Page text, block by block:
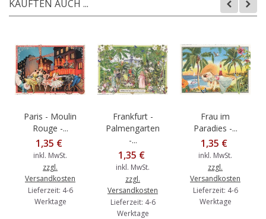
KAUFTEN AUCH ...
Paris - Moulin
Rouge -...
1,35 €
inkl. MwSt.
zzgl.
Versandkosten
Lieferzeit: 4-6
Werktage
Frankfurt -
Palmengarten
-...
1,35 €
inkl. MwSt.
zzgl.
Versandkosten
Lieferzeit: 4-6
Werktage
Frau im
Paradies -...
1,35 €
inkl. MwSt.
zzgl.
Versandkosten
Lieferzeit: 4-6
Werktage